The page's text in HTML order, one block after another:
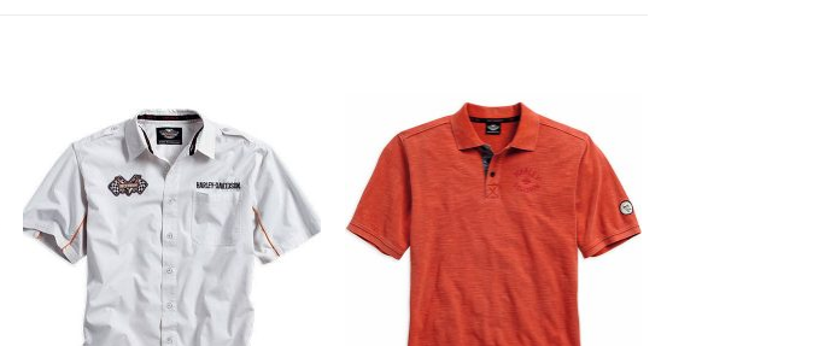
Aggiungi
alla lista
dei
desideri
Aggiungi
alla lista
dei
desideri